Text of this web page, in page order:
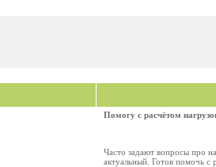
Помогу с расчётом
Часто задают вопросы про
актуальный. Готов помочь с